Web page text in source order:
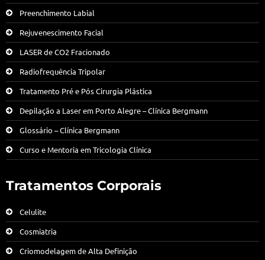
Preenchimento Labial
Rejuvenescimento Facial
LASER de CO2 Fracionado
Radiofrequência Tripolar
Tratamento Pré e Pós Cirurgia Plástica
Depilação a Laser em Porto Alegre – Clínica Bergmann
Glossário – Clínica Bergmann
Curso e Mentoria em Tricologia Clínica
Tratamentos Corporais
Celulite
Cosmiatria
Criomodelagem de Alta Definição